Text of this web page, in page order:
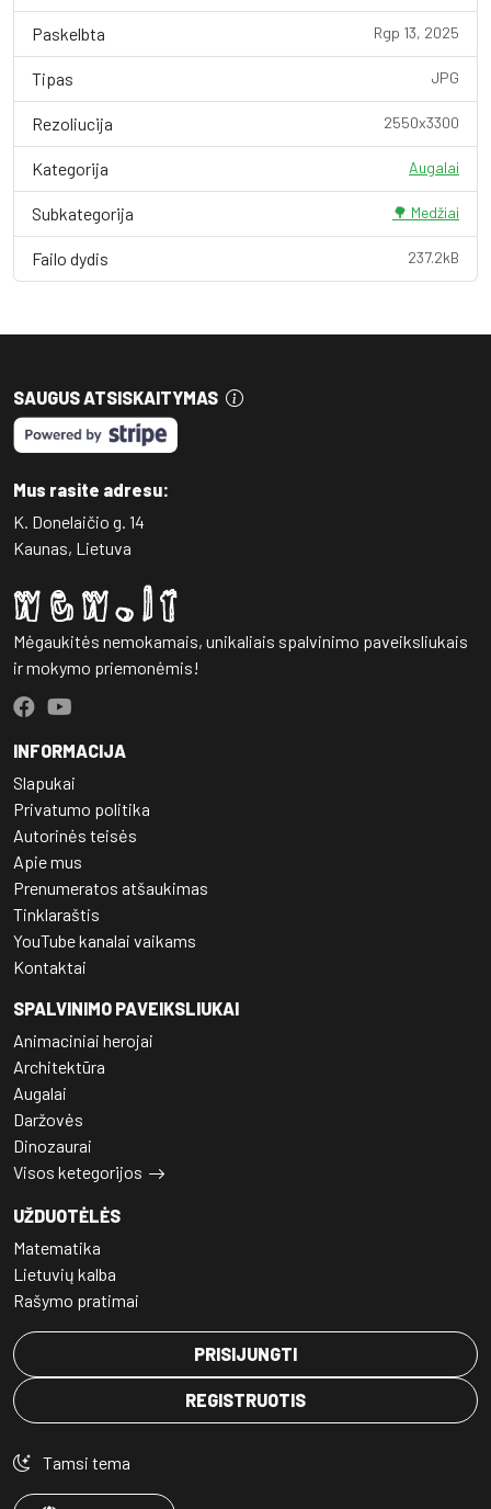
Paskelbta Rgp 13, 2025
Tipas JPG
Rezoliucija 2550x3300
Kategorija Augalai
Subkategorija 🌳 Medžiai
Failo dydis 237.2kB
SAUGUS ATSISKAITYMAS
Mus rasite adresu:
K. Donelaičio g. 14
Kaunas, Lietuva
Mėgaukitės nemokamais, unikaliais spalvinimo paveiksliukais
ir mokymo priemonėmis!
INFORMACIJA
Slapukai
Privatumo politika
Autorinės teisės
Apie mus
Prenumeratos atšaukimas
Tinklaraštis
YouTube kanalai vaikams
Kontaktai
SPALVINIMO PAVEIKSLIUKAI
Animaciniai herojai
Architektūra
Augalai
Daržovės
Dinozaurai
Visos ketegorijos
UŽDUOTĖLĖS
Matematika
Lietuvių kalba
Rašymo pratimai
PRISIJUNGTI
REGISTRUOTIS
Tamsi tema